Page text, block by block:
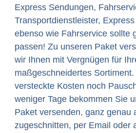
Express Sendungen,
Transportdienstleister,
ebenso wie Fahrservice sollte
passen! Zu unseren Paket
wir Ihnen mit Vergnügen für
maßgeschneidertes
versteckte Kosten noch
weniger Tage bekommen Sie
Paket versenden, ganz genau
zugeschnitten, per Email oder